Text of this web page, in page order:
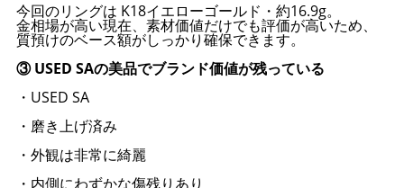
今回のリングは K18イエローゴールド・約16.9g。
金相場が高い現在、素材価値だけでも評価が高いため、
質預けのベース額がしっかり確保できます。
③ USED SAの美品でブランド価値が残っている
・USED SA
・磨き上げ済み
・外観は非常に綺麗
・内側にわずかな傷残りあり